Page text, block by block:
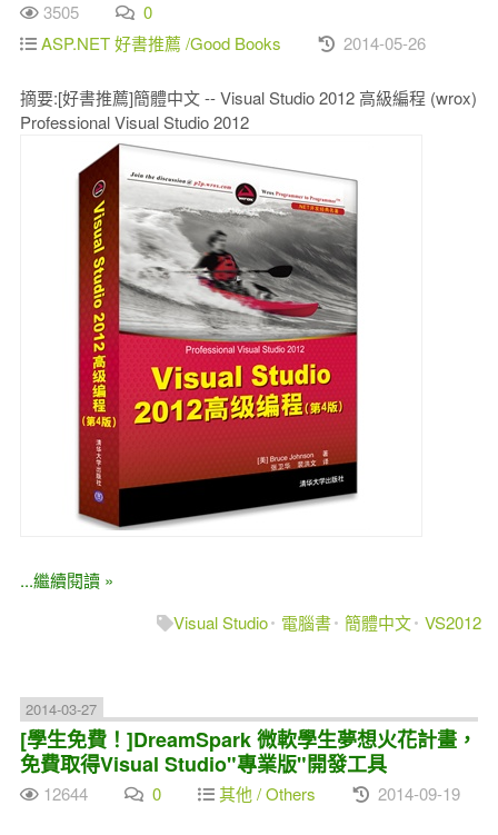
3505
0
ASP.NET 好書推薦 /Good Books
2014-05-26
摘要:[好書推薦]簡體中文 -- Visual Studio 2012 高級編程 (wrox)
Professional Visual Studio 2012
...繼續閱讀 »
Visual Studio
電腦書 簡體中文 VS2012
2014-03-27
[學生免費！]DreamSpark 微軟學生夢想火花計畫，
免費取得Visual Studio"專業版"開發工具
12644 0 其他 / Others 2014-09-19